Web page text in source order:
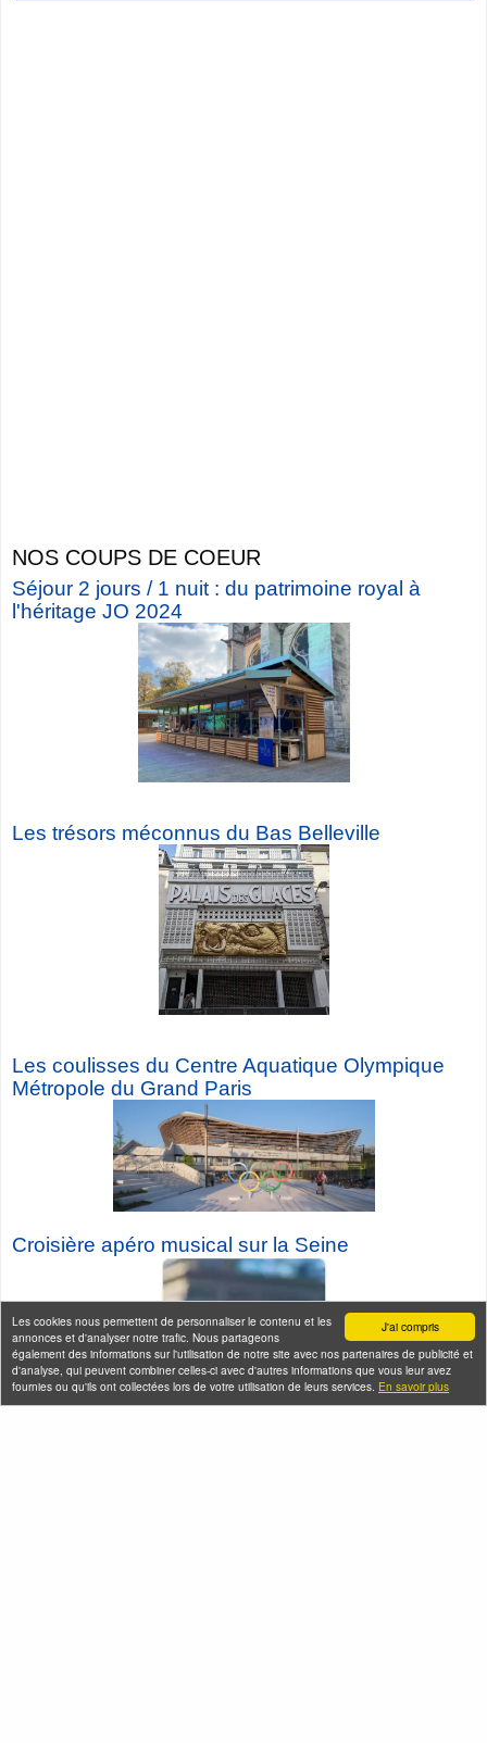
J'ai compris
Les cookies nous permettent de personnaliser le contenu et les
annonces et d'analyser notre trafic. Nous partageons
également des informations sur l'utilisation de notre site avec nos partenaires de publicité et
d'analyse, qui peuvent combiner celles-ci avec d'autres informations que vous leur avez
fournies ou qu'ils ont collectées lors de votre utilisation de leurs services. En savoir plus
NOS COUPS DE COEUR
Séjour 2 jours / 1 nuit : du patrimoine royal à
l'héritage JO 2024
Les trésors méconnus du Bas Belleville
Les coulisses du Centre Aquatique Olympique
Métropole du Grand Paris
Croisière apéro musical sur la Seine